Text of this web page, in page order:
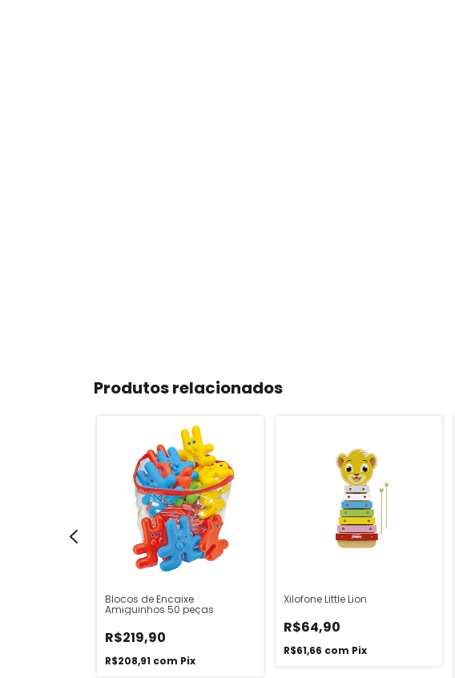
Produtos relacionados
Blocos de Encaixe
Amiguinhos 50 peças
R$219,90
R$208,91 com Pix
Xilofone Little Lion
R$64,90
R$61,66 com Pix